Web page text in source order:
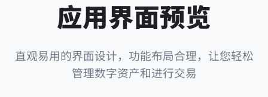
应用界面预览
直观易用的界面设计，功能布局合理，让您轻松
管理数字资产和进行交易